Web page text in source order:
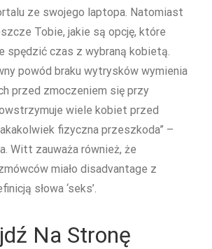
ze swojego laptopa. Natomiast
Tobie, jakie są opcję, które
spędzić czas z wybraną kobietą.
powód braku wytrysków wymienia
przed zmoczeniem się przy
wiele kobiet przed
fizyczna przeszkoda” –
Witt zauważa również, że
miało disadvantage z
słowa ‘seks’.
Na Stronę